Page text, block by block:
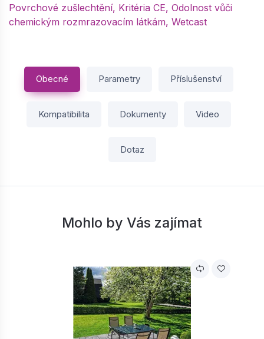
Povrchové zušlechtění, Kritéria CE, Odolnost vůči
chemickým rozmrazovacím látkám, Wetcast
Obecné Parametry Příslušenství
Kompatibilita Dokumenty Video
Dotaz
Mohlo by Vás zajímat